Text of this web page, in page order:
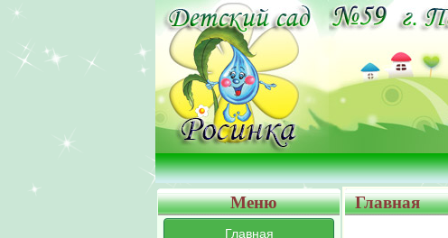
Меню
Главная
Главная